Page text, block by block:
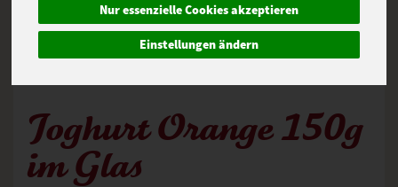
Nur essenzielle Cookies akzeptieren
Einstellungen ändern
Joghurt Orange 150g
im Glas